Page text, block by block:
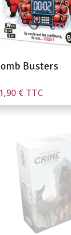
Busters
€ TTC